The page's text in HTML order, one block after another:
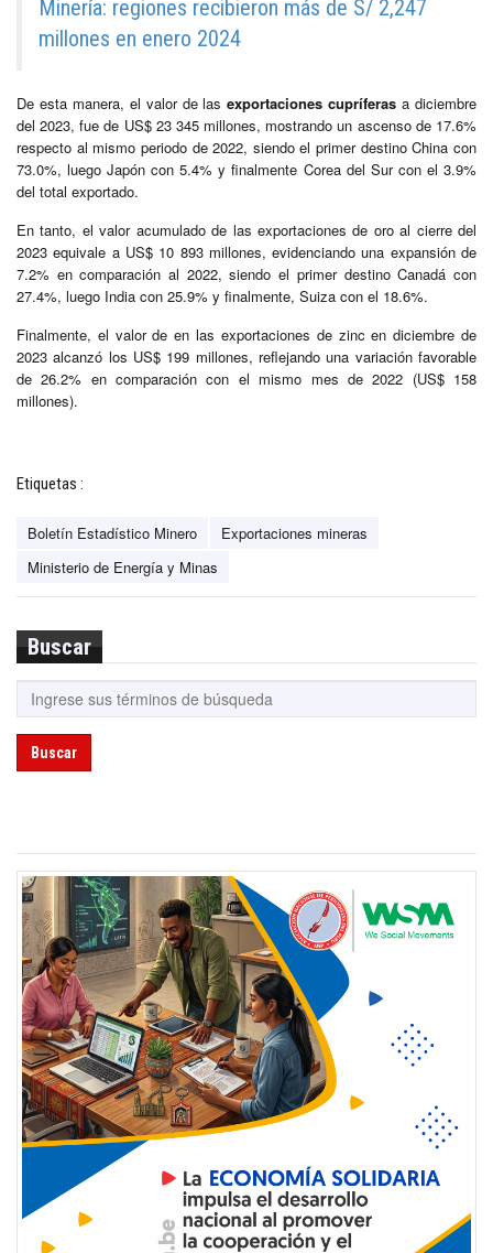
Minería: regiones recibieron más de S/ 2,247
millones en enero 2024
De esta manera, el valor de lasexportaciones cupríferas a diciembre
del 2023, fue de US$ 23 345 millones, mostrando un ascenso de 17.6%
respecto al mismo periodo de 2022, siendo el primer destino China con
73.0%, luego Japón con 5.4% y finalmente Corea del Sur con el 3.9%
del total exportado.
En tanto, el valor acumulado de las exportaciones de oro al cierre del
2023 equivale a US$ 10 893 millones, evidenciando una expansión de
7.2% en comparación al 2022, siendo el primer destino Canadá con
27.4%, luego India con 25.9% y finalmente, Suiza con el 18.6%.
Finalmente, el valor de en las exportaciones de zinc en diciembre de
2023 alcanzó los US$ 199 millones, reflejando una variación favorable
de 26.2% en comparación con el mismo mes de 2022 (US$ 158
millones).
Etiquetas :
Boletín Estadístico Minero
Exportaciones mineras
Ministerio de Energía y Minas
Buscar
Buscar